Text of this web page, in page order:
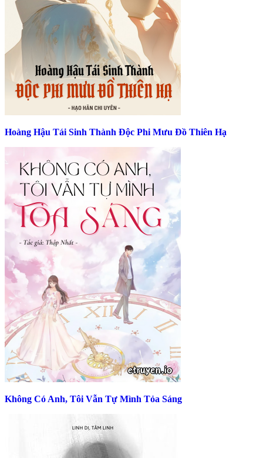
Hoàng Hậu Tái Sinh Thành Độc Phi Mưu Đồ Thiên Hạ
Không Có Anh, Tôi Vẫn Tự Mình Tỏa Sáng